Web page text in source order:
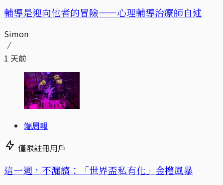
輔導是迎向他者的冒險——心理輔導治療師自述
Simon
1 天前
端周報
僅限註冊用戶
這一週，不漏讀：「世界盃私有化」金權風暴